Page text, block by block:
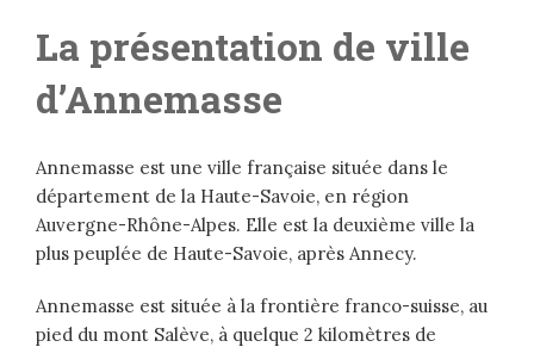
La présentation de ville
d’Annemasse
Annemasse est une ville française située dans le
département de la Haute-Savoie, en région
Auvergne-Rhône-Alpes. Elle est la deuxième ville la
plus peuplée de Haute-Savoie, après Annecy.
Annemasse est située à la frontière franco-suisse, au
pied du mont Salève, à quelque 2 kilomètres de